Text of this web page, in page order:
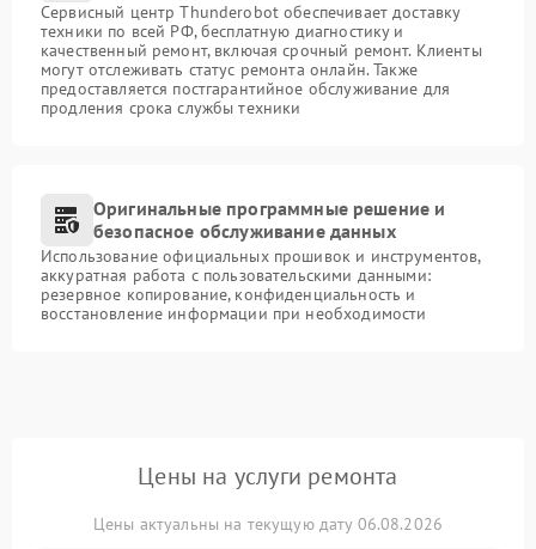
Сервисный центр Thunderobot обеспечивает доставку
техники по всей РФ, бесплатную диагностику и
качественный ремонт, включая срочный ремонт. Клиенты
могут отслеживать статус ремонта онлайн. Также
предоставляется постгарантийное обслуживание для
продления срока службы техники
Оригинальные программные решение и
безопасное обслуживание данных
Использование официальных прошивок и инструментов,
аккуратная работа с пользовательскими данными:
резервное копирование, конфиденциальность и
восстановление информации при необходимости
Цены на услуги ремонта
Цены актуальны на текущую дату 06.08.2026